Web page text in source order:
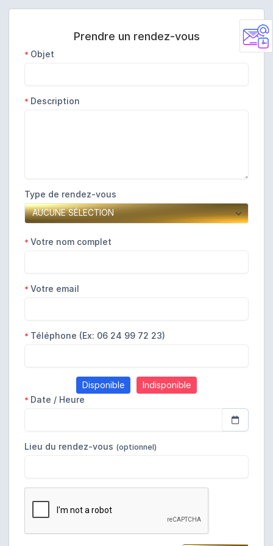
Prendre un rendez-vous
* Objet
* Description
Type de rendez-vous
AUCUNE SÉLECTION
* Votre nom complet
* Votre email
* Téléphone (Ex: 06 24 99 72 23)
Disponible Indisponible
* Date / Heure
Lieu du rendez-vous (optionnel)